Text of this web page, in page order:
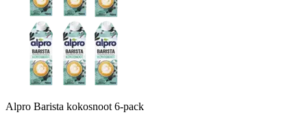
Alpro Barista kokosnoot 6-pack